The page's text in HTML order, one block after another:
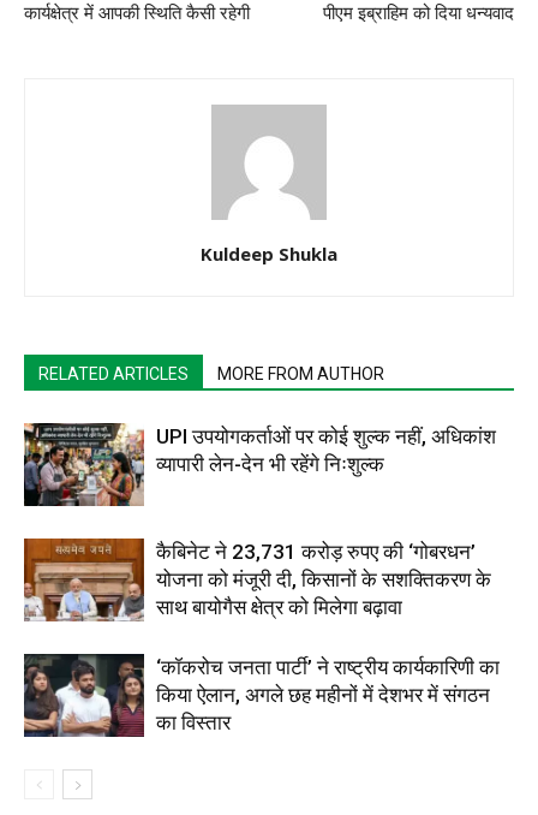
कार्यक्षेत्र में आपकी स्थिति कैसी रहेगी
पीएम इब्राहिम को दिया धन्यवाद
Kuldeep Shukla
RELATED ARTICLES MORE FROM AUTHOR
UPI उपयोगकर्ताओं पर कोई शुल्क नहीं, अधिकांश
व्यापारी लेन-देन भी रहेंगे निःशुल्क
कैबिनेट ने 23,731 करोड़ रुपए की ‘गोबरधन’
योजना को मंजूरी दी, किसानों के सशक्तिकरण के
साथ बायोगैस क्षेत्र को मिलेगा बढ़ावा
‘कॉकरोच जनता पार्टी’ ने राष्ट्रीय कार्यकारिणी का
किया ऐलान, अगले छह महीनों में देशभर में संगठन
का विस्तार